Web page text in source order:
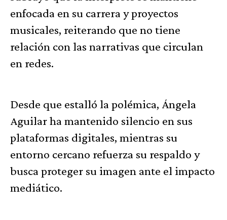
enfocada en su carrera y proyectos
musicales, reiterando que no tiene
relación con las narrativas que circulan
en redes.
Desde que estalló la polémica, Ángela
Aguilar ha mantenido silencio en sus
plataformas digitales, mientras su
entorno cercano refuerza su respaldo y
busca proteger su imagen ante el impacto
mediático.